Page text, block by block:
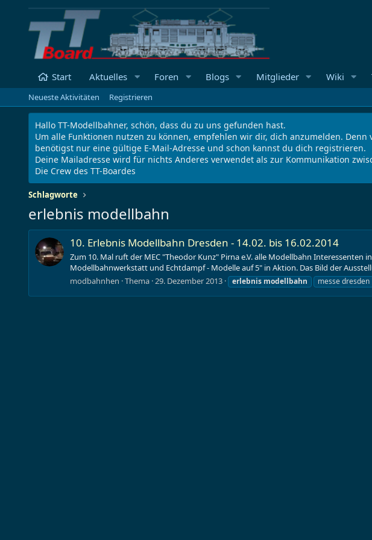
Start Aktuelles Foren Blogs Mitglieder Wiki
Neueste Aktivitäten Registrieren
Hallo TT-Modellbahner, schön, dass du zu uns gefunden hast.
Um alle Funktionen nutzen zu können, empfehlen wir dir, dich anzumelden.
benötigst nur eine gültige E-Mail-Adresse und schon kannst du dich registrieren.
Deine Mailadresse wird für nichts Anderes verwendet als zur Kommunikation
Die Crew des TT-Boardes
Schlagworte
erlebnis modellbahn
10. Erlebnis Modellbahn Dresden - 14.02. bis 16.02.2014
Zum 10. Mal ruft der MEC "Theodor Kunz" Pirna e.V. alle Modellbahn Interessenten
Modellbahnwerkstatt und Echtdampf - Modelle auf 5" in Aktion. Das Bild der
modbahnhen Thema 29. Dezember 2013 erlebnis modellbahn messe dresden